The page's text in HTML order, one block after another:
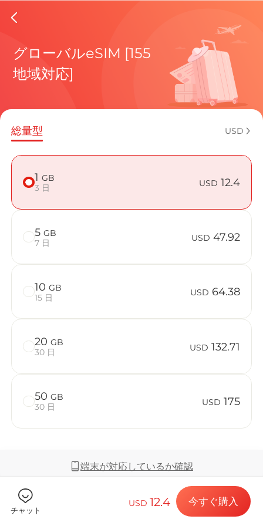
Gabon
現在の目
eSIMの利
Gabonで
Billion
目的地とデ
データプラ
グローバルeSIM [155
地域対応]
総量型 USD
1 GB
3 日
USD 12.4
5 GB
7 日
USD 47.92
10 GB
15 日
USD 64.38
20 GB
30 日
USD 132.71
50 GB
30 日
USD 175
端末が対応しているか確認
届く範囲とネットワーク
チャット
USD 12.4 今すぐ購入